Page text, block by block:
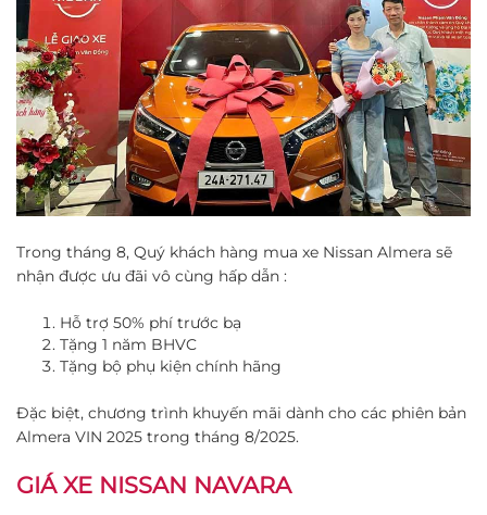
Trong tháng 8, Quý khách hàng mua xe Nissan Almera sẽ
nhận được ưu đãi vô cùng hấp dẫn :
Hỗ trợ 50% phí trước bạ
Tặng 1 năm BHVC
Tặng bộ phụ kiện chính hãng
Đặc biệt, chương trình khuyến mãi dành cho các phiên bản
Almera VIN 2025 trong tháng 8/2025.
GIÁ XE NISSAN NAVARA